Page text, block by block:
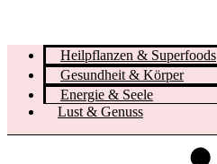
Heilpflanzen & Superfoods
Gesundheit & Körper
Energie & Seele
Lust & Genuss